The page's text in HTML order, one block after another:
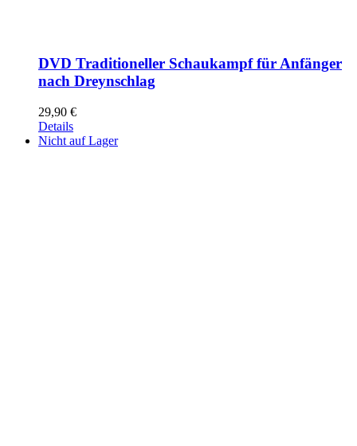
DVD Traditioneller Schaukampf für Anfänger
nach Dreynschlag
29,90 €
Details
Nicht auf Lager